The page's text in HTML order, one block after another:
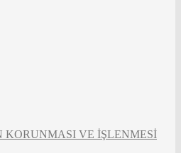
KORUNMASI VE İŞLENMESİ